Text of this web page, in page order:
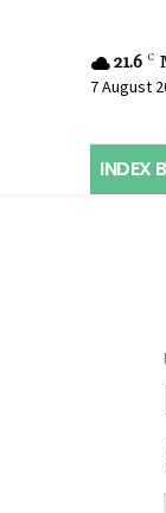
21.6 C
7 August
INDEX